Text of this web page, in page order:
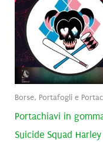
Borse, Portafogli e
Portachiavi in
Suicide Squad Harley